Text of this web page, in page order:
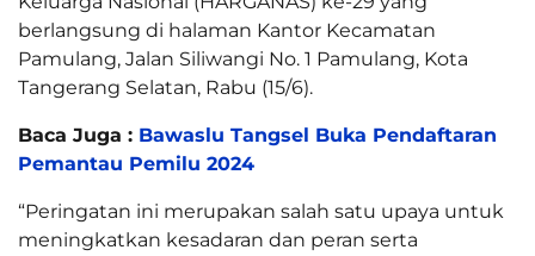
berlangsung di halaman Kantor Kecamatan
Pamulang, Jalan Siliwangi No. 1 Pamulang, Kota
Tangerang Selatan, Rabu (15/6).
Baca Juga : Bawaslu Tangsel Buka Pendaftaran
Pemantau Pemilu 2024
“Peringatan ini merupakan salah satu upaya untuk
meningkatkan kesadaran dan peran serta